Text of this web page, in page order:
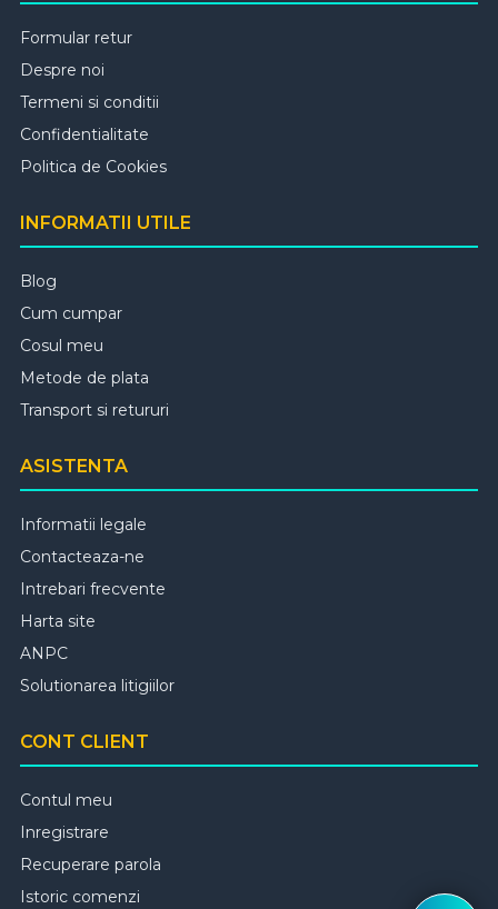
Formular retur
Despre noi
Termeni si conditii
Confidentialitate
Politica de Cookies
INFORMATII UTILE
Blog
Cum cumpar
Cosul meu
Metode de plata
Transport si retururi
ASISTENTA
Informatii legale
Contacteaza-ne
Intrebari frecvente
Harta site
ANPC
Solutionarea litigiilor
CONT CLIENT
Contul meu
Inregistrare
Recuperare parola
Istoric comenzi